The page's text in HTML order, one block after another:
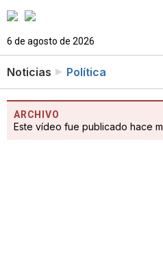
6 de agosto de 2026
Noticias Política
ARCHIVO
Este vídeo fue publicado hace